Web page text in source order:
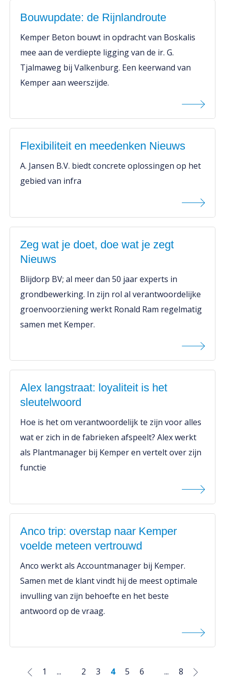
Bouwupdate: de Rijnlandroute
Kemper Beton bouwt in opdracht van Boskalis
mee aan de verdiepte ligging van de ir. G.
Tjalmaweg bij Valkenburg. Een keerwand van
Kemper aan weerszijde.
Flexibiliteit en meedenken Nieuws
A. Jansen B.V. biedt concrete oplossingen op het
gebied van infra
Zeg wat je doet, doe wat je zegt
Nieuws
Blijdorp BV; al meer dan 50 jaar experts in
grondbewerking. In zijn rol al verantwoordelijke
groenvoorziening werkt Ronald Ram regelmatig
samen met Kemper.
Alex langstraat: loyaliteit is het
sleutelwoord
Hoe is het om verantwoordelijk te zijn voor alles
wat er zich in de fabrieken afspeelt? Alex werkt
als Plantmanager bij Kemper en vertelt over zijn
functie
Anco trip: overstap naar Kemper
voelde meteen vertrouwd
Anco werkt als Accountmanager bij Kemper.
Samen met de klant vindt hij de meest optimale
invulling van zijn behoefte en het beste
antwoord op de vraag.
1 ... 2 3 4 5 6 ... 8